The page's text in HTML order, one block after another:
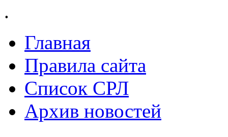
.
Главная
Правила сайта
Список СРЛ
Архив новостей